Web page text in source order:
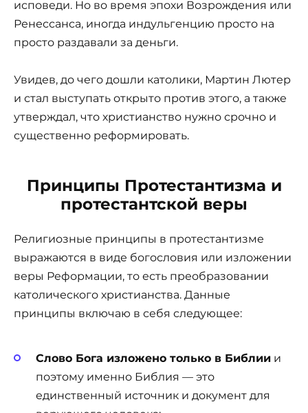
исповеди. Но во время эпохи Возрождения или
Ренессанса, иногда индульгенцию просто на
просто раздавали за деньги.
Увидев, до чего дошли католики, Мартин Лютер
и стал выступать открыто против этого, а также
утверждал, что христианство нужно срочно и
существенно реформировать.
Принципы Протестантизма и
протестантской веры
Религиозные принципы в протестантизме
выражаются в виде богословия или изложении
веры Реформации, то есть преобразовании
католического христианства. Данные
принципы включаю в себя следующее:
Слово Бога изложено только в Библии и
поэтому именно Библия — это
единственный источник и документ для